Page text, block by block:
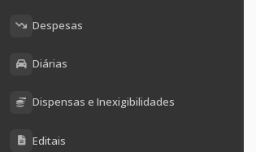
Despesas
Diárias
Dispensas e Inexigibilidades
Editais